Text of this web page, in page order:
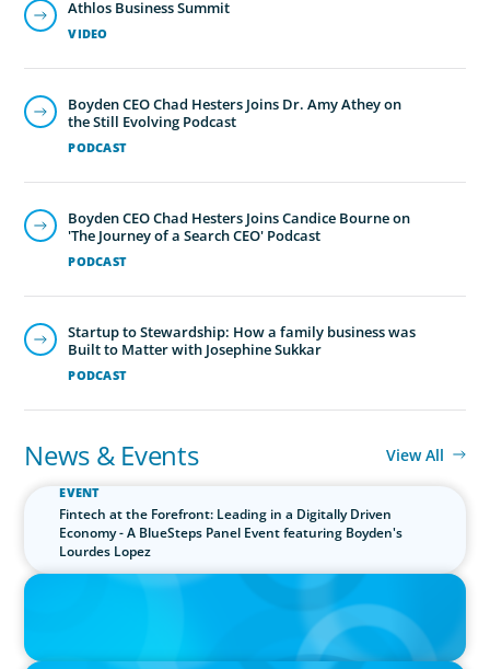
VIDEO
Athlos Business Summit
PODCAST
Autokrise, Tech-Rückstand, Führungsfrage: Jutta
Menzenbach im Gespräch
PODCAST
Why Grit Is Killing Your High Performers And What
Elite Teams Do Instead | Dr. Amy Athey
PODCAST
Executive Search Insights: How CPG & Retail
Companies Find the Right Leaders
News & Events View All
PRESS RELEASE
CEE Executives Value Safety and Family Comfort Over Salary